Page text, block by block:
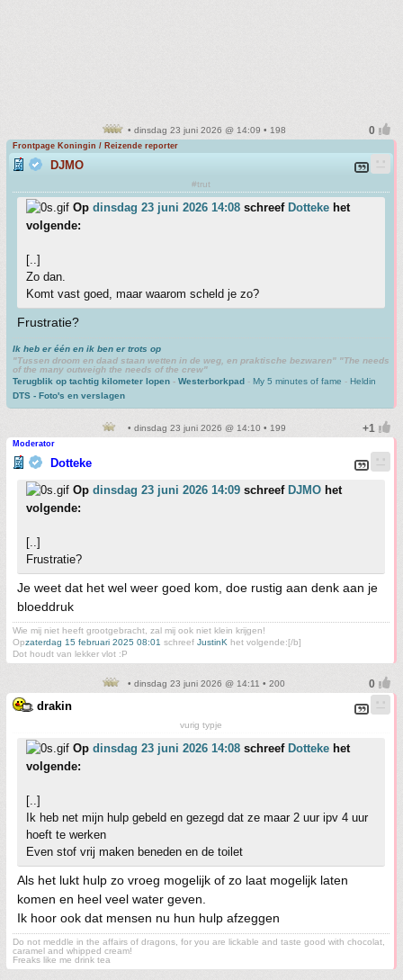
• dinsdag 23 juni 2026 @ 14:09 • 198
Frontpage Koningin / Reizende reporter
DJMO
#trut
Op dinsdag 23 juni 2026 14:08 schreef Dotteke het
volgende:
[..]
Zo dan.
Komt vast goed, maar waarom scheld je zo?
Frustratie?
Ik heb er één en ik ben er trots op
"Tussen droom en daad staan wetten in de weg, en praktische bezwaren" "The needs
of the many outweigh the needs of the crew"
Terugblik op tachtig kilometer lopen - Westerborkpad - My 5 minutes of fame - Heldin
DTS - Foto's en verslagen
• dinsdag 23 juni 2026 @ 14:10 • 199
Moderator
Dotteke
Op dinsdag 23 juni 2026 14:09 schreef DJMO het
volgende:
[..]
Frustratie?
Je weet dat het wel weer goed kom, doe rustig aan denk aan je
bloeddruk
Wie mij niet heeft grootgebracht, zal mij ook niet klein krijgen!
Opzaterdag 15 februari 2025 08:01 schreef JustinK het volgende:[/b]
Dot houdt van lekker vlot :P
• dinsdag 23 juni 2026 @ 14:11 • 200
drakin
vurig typje
Op dinsdag 23 juni 2026 14:08 schreef Dotteke het
volgende:
[..]
Ik heb net mijn hulp gebeld en gezegd dat ze maar 2 uur ipv 4 uur
hoeft te werken
Even stof vrij maken beneden en de toilet
Als het lukt hulp zo vroeg mogelijk of zo laat mogelijk laten
komen en heel veel water geven.
Ik hoor ook dat mensen nu hun hulp afzeggen
Do not meddle in the affairs of dragons, for you are lickable and taste good with chocolat,
caramel and whipped cream!
Freaks like me drink tea